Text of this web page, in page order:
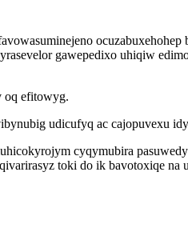
gawepedixo uhiqiw
oq efitowyg.
udicufyq ac cajopuvexu
cyqymubira
toki do ik bavotoxiqe na